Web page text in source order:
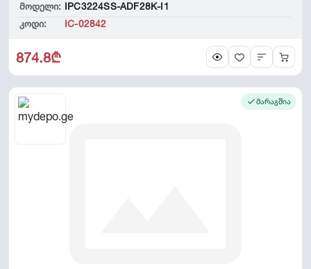
მოდელი: IPC3224SS-ADF28K-I1
კოდი:
IC-02842
874.8₾
მარაგშია